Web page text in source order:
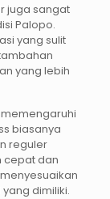
juga sangat
Palopo.
yang sulit
yang lebih
biasanya
reguler
cepat dan
dimiliki.